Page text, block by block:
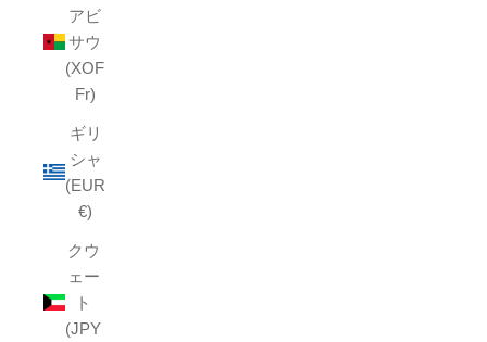
アビ
サウ
(XOF
Fr)
ギリ
シャ
(EUR
€)
クウ
ェー
ト
(JPY